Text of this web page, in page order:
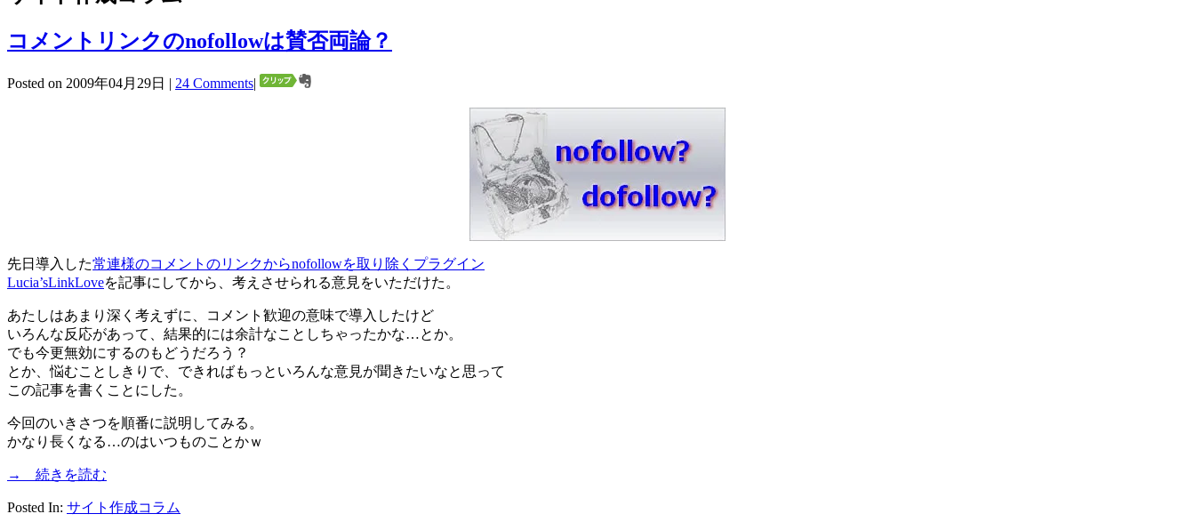
コメントリンクのnofollowは賛否両論？
Posted on 2009年04月29日 | 24 Comments|
先日導入した常連様のコメントのリンクからnofollowを取り除くプラグイン
Lucia’sLinkLoveを記事にしてから、考えさせられる意見をいただけた。
あたしはあまり深く考えずに、コメント歓迎の意味で導入したけど
いろんな反応があって、結果的には余計なことしちゃったかな…とか。
でも今更無効にするのもどうだろう？
とか、悩むことしきりで、できればもっといろんな意見が聞きたいなと思って
この記事を書くことにした。
今回のいきさつを順番に説明してみる。
かなり長くなる…のはいつものことかｗ
→ 続きを読む
Posted In: サイト作成コラム